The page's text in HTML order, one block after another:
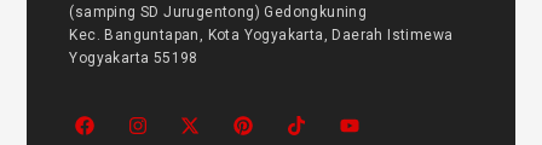
(samping SD Jurugentong) Gedongkuning
Kec. Banguntapan, Kota Yogyakarta, Daerah Istimewa
Yogyakarta 55198